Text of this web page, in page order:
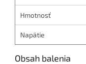
Hmotnosť
Napätie
Obsah balenia